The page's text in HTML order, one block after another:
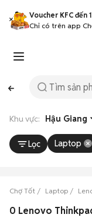
Voucher KFC đến
Chỉ có trên app
Khu vực: Hậu Giang
Lọc Laptop
Chợ Tốt Laptop
0 Lenovo